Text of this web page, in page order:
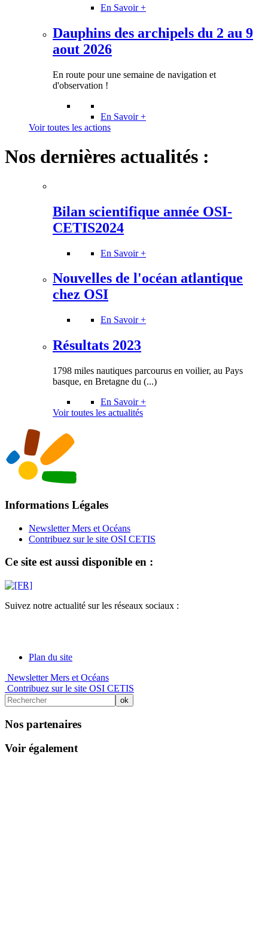
En Savoir +
Dauphins des archipels du 2 au 9
aout 2026
En route pour une semaine de navigation et
d'observation !
En Savoir +
Voir toutes les actions
Nos dernières actualités :
Bilan scientifique année OSI-
CETIS2024
En Savoir +
Nouvelles de l'océan atlantique
chez OSI
En Savoir +
Résultats 2023
1798 miles nautiques parcourus en voilier, au Pays
basque, en Bretagne du (...)
En Savoir +
Voir toutes les actualités
Informations Légales
Newsletter Mers et Océans
Contribuez sur le site OSI CETIS
Ce site est aussi disponible en :
Suivez notre actualité sur les réseaux sociaux :
Plan du site
Newsletter Mers et Océans
Contribuez sur le site OSI CETIS
Nos partenaires
Voir également